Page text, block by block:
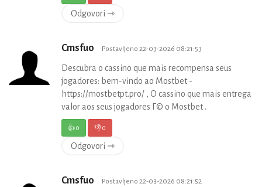
Odgovori ⇾
Cmsfuo Postavljeno 22-03-2026 08:21:53
Descubra o cassino que mais recompensa seus
jogadores: bem-vindo ao Mostbet -
https://mostbetpt.pro/ , O cassino que mais entrega
valor aos seus jogadores Г© o Mostbet .
👍0 👎0
Odgovori ⇾
Cmsfuo Postavljeno 22-03-2026 08:21:52